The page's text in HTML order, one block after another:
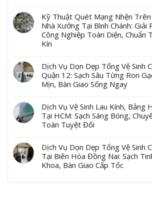
Kỹ Thuật Quét Mạng Nhện Trên
Nhà Xưởng Tại Bình Chánh: Giải
Công Nghiệp Toàn Diện, Chuẩn
Kín
Dịch Vụ Dọn Dẹp Tổng Vệ Sinh
Quận 12: Sạch Sâu Từng Ron
Mịn, Bàn Giao Sống Ngay
Dịch Vụ Vệ Sinh Lau Kính, Bảng
Tại HCM: Sạch Sáng Bóng,
Toàn Tuyệt Đối
Dịch Vụ Dọn Dẹp Tổng Vệ Sinh
Tại Biên Hòa Đồng Nai: Sạch
Khoa, Bàn Giao Cấp Tốc